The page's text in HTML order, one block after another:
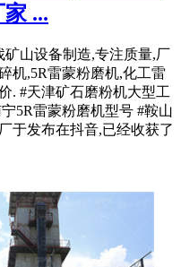
...
矿山设备制造,专注质量,厂
机,5R雷蒙粉磨机,化工雷
. #天津矿石磨粉机大型工
5R雷蒙粉磨机型号 #鞍山
于发布在抖音,已经收获了